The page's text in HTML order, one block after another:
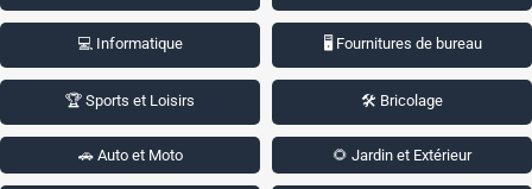
💻 Informatique 🖥️ Fournitures de bureau
🏆 Sports et Loisirs 🛠️ Bricolage
🚗 Auto et Moto 🌻 Jardin et Extérieur